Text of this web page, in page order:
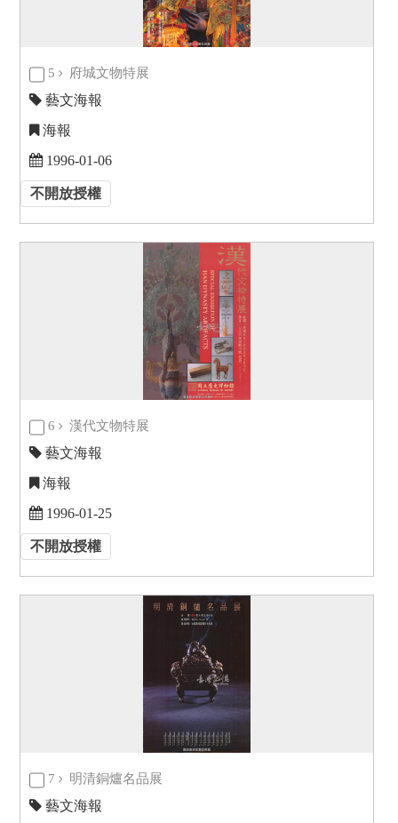
5 府城文物特展
藝文海報
海報
1996-01-06
不開放授權
6 漢代文物特展
藝文海報
海報
1996-01-25
不開放授權
7 明清銅爐名品展
藝文海報